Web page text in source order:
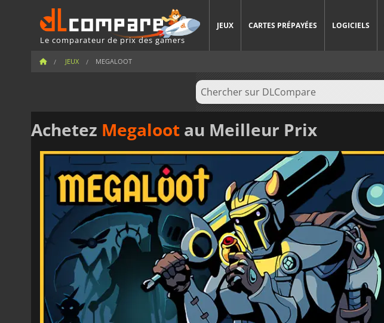
Le comparateur de prix des gamers
JEUX CARTES PRÉPAYÉES LOGICIELS
JEUX MEGALOOT
Achetez Megaloot au Meilleur Prix